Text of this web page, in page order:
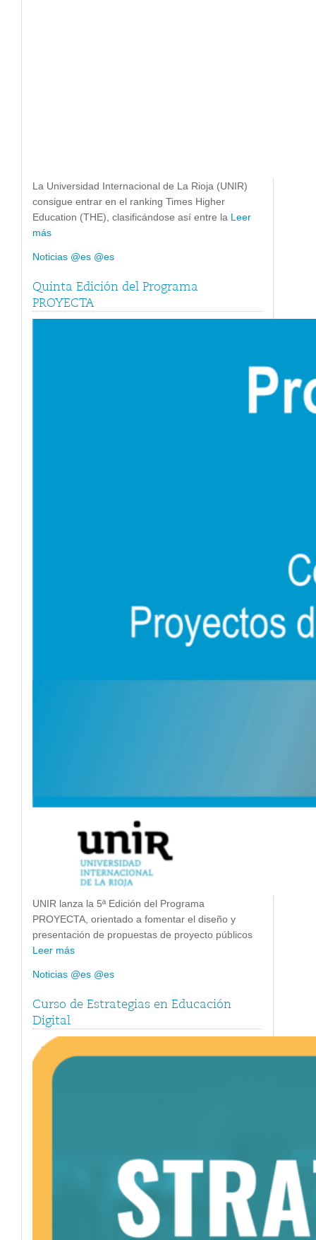
La Universidad Internacional de La Rioja (UNIR)
consigue entrar en el ranking Times Higher
Education (THE), clasificándose así entre la Leer
más
Noticias @es @es
Quinta Edición del Programa
PROYECTA
UNIR lanza la 5ª Edición del Programa
PROYECTA, orientado a fomentar el diseño y
presentación de propuestas de proyecto públicos
Leer más
Noticias @es @es
Curso de Estrategias en Educación
Digital